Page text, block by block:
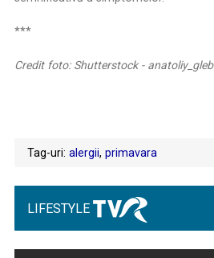
***
Credit foto: Shutterstock - anatoliy_gleb
Tag-uri: alergii, primavara
LIFESTYLE